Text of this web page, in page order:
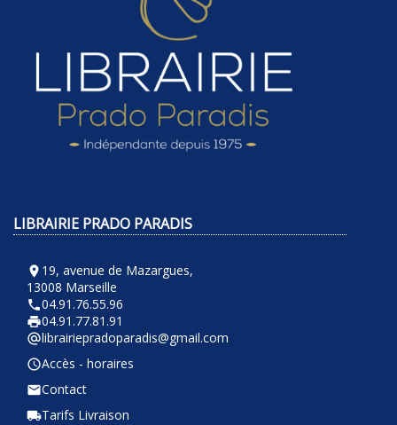
LIBRAIRIE PRADO PARADIS
room 19, avenue de Mazargues,
13008 Marseille
phone04.91.76.55.96
local_printshop04.91.77.81.91
alternate_emaillibrairiepradoparadis@gmail.com
query_builderAccès - horaires
emailContact
local_shippingTarifs Livraison